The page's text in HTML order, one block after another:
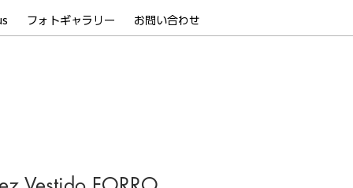
フォトギャラリー お問い合わせ